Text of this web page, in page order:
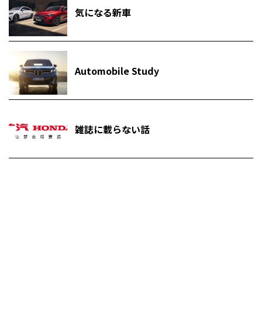
気になる新車
Automobile Study
雑誌に載らない話